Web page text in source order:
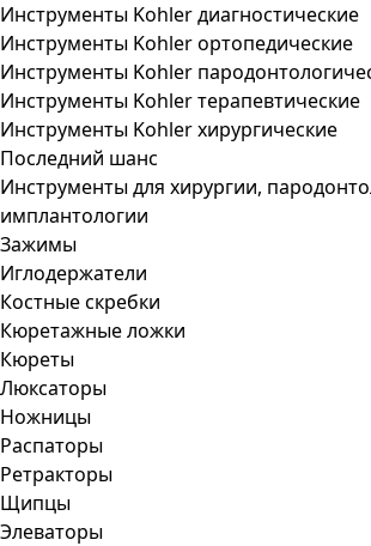
Инструменты Kohler диагностические
Инструменты Kohler ортопедические
Инструменты Kohler
Инструменты Kohler терапевтические
Инструменты Kohler хирургические
Последний шанс
Инструменты для хирургии,
имплантологии
Зажимы
Иглодержатели
Костные скребки
Кюретажные ложки
Кюреты
Люксаторы
Ножницы
Распаторы
Ретракторы
Щипцы
Элеваторы